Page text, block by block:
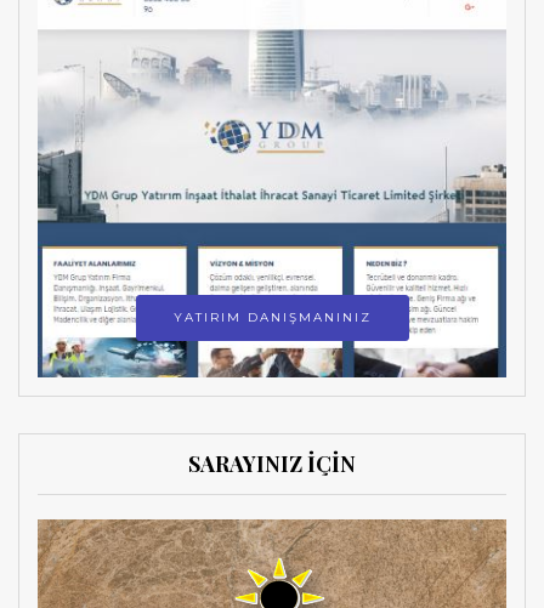
YATIRIM DANIŞMANINIZ
SARAYINIZ İÇİN